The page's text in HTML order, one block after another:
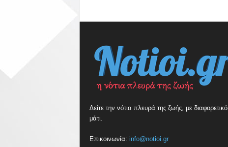
Δείτε την νότια πλευρά της ζωής, με διαφορετικό
μάτι.
Επικοινωνία: info@notioi.gr